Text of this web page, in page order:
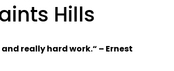
Hills
really hard work.“ – Ernest